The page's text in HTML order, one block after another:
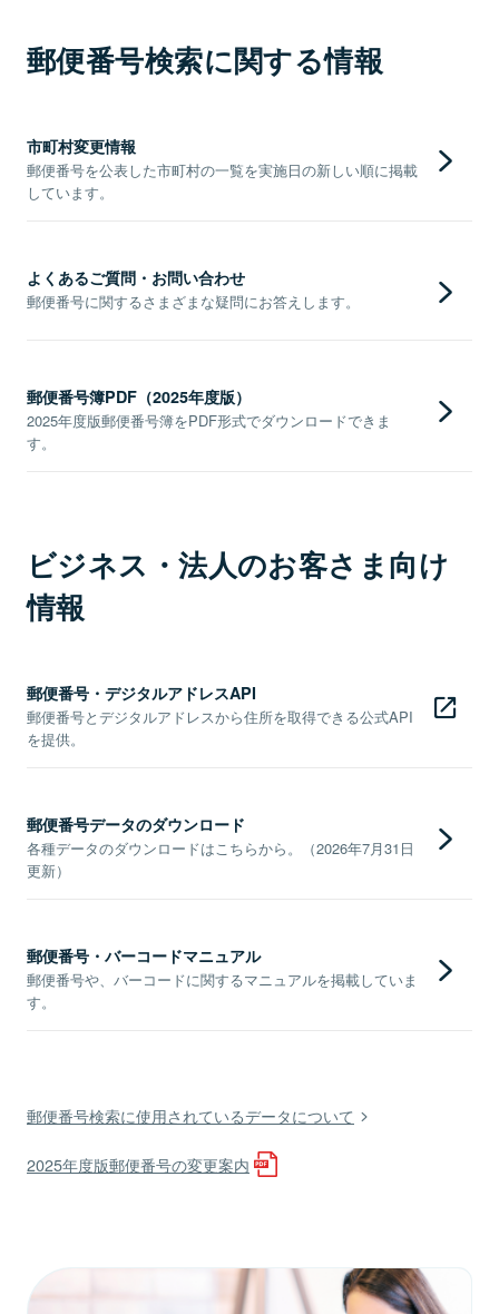
郵便番号検索に関する情報
市町村変更情報
郵便番号を公表した市町村の一覧を実施日の新しい順に掲載
しています。
よくあるご質問・お問い合わせ
郵便番号に関するさまざまな疑問にお答えします。
郵便番号簿PDF（2025年度版）
2025年度版郵便番号簿をPDF形式でダウンロードできま
す。
ビジネス・法人のお客さま向け
情報
郵便番号・デジタルアドレスAPI
郵便番号とデジタルアドレスから住所を取得できる公式API
を提供。
郵便番号データのダウンロード
各種データのダウンロードはこちらから。（2026年7月31日
更新）
郵便番号・バーコードマニュアル
郵便番号や、バーコードに関するマニュアルを掲載していま
す。
郵便番号検索に使用されているデータについて
2025年度版郵便番号の変更案内